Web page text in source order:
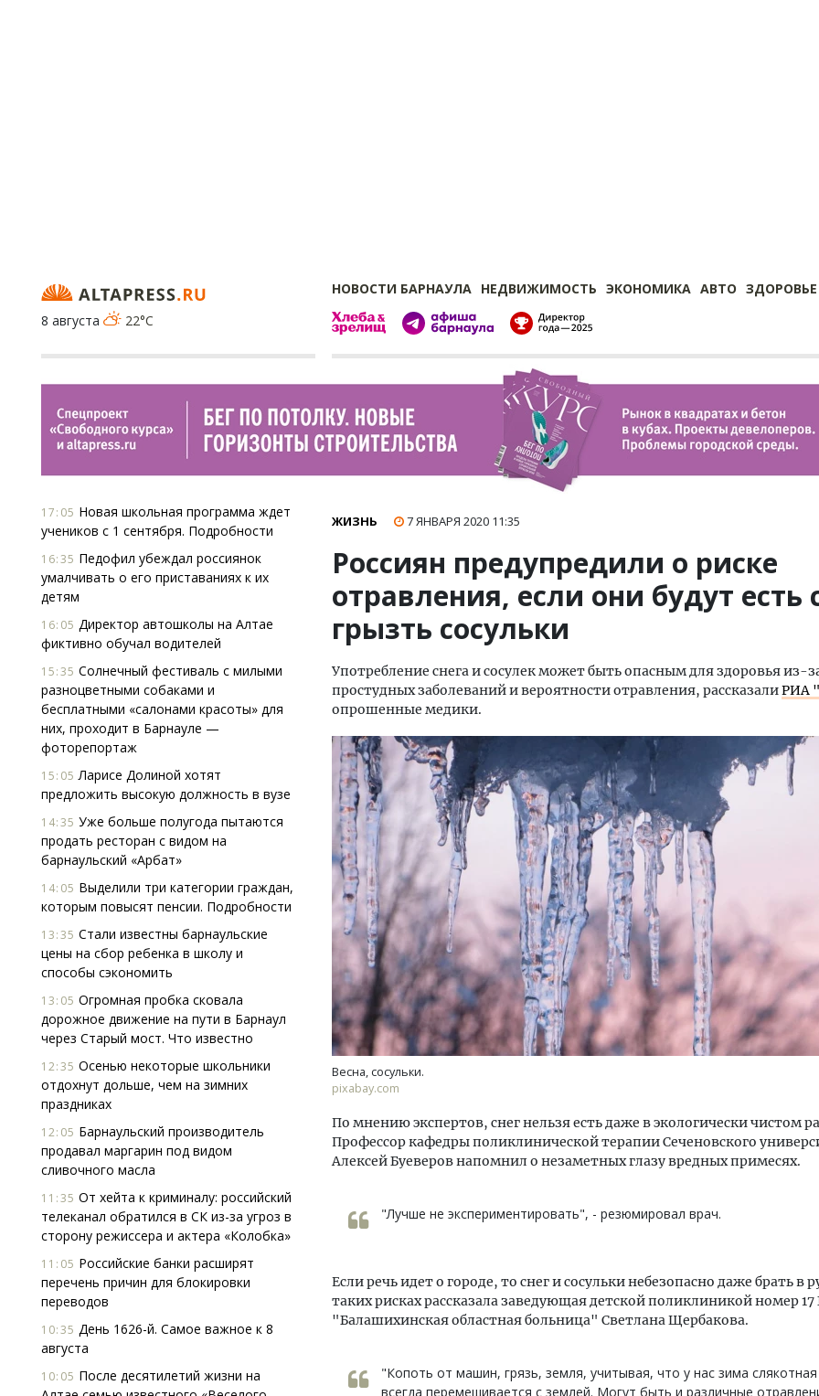
НОВОСТИ БАРНАУЛА НЕДВИЖИМОСТЬ ЭКОНОМИКА АВТО ЗДОРОВЬЕ
8 августа
22°C
17:05 Новая школьная программа ждет
учеников с 1 сентября. Подробности
16:35 Педофил убеждал россиянок
умалчивать о его приставаниях к их
детям
16:05 Директор автошколы на Алтае
фиктивно обучал водителей
15:35 Солнечный фестиваль с милыми
разноцветными собаками и
бесплатными «салонами красоты» для
них, проходит в Барнауле —
фоторепортаж
15:05 Ларисе Долиной хотят
предложить высокую должность в вузе
14:35 Уже больше полугода пытаются
продать ресторан с видом на
барнаульский «Арбат»
14:05 Выделили три категории граждан,
которым повысят пенсии. Подробности
13:35 Стали известны барнаульские
цены на сбор ребенка в школу и
способы сэкономить
13:05 Огромная пробка сковала
дорожное движение на пути в Барнаул
через Старый мост. Что известно
12:35 Осенью некоторые школьники
отдохнут дольше, чем на зимних
праздниках
12:05 Барнаульский производитель
продавал маргарин под видом
сливочного масла
11:35 От хейта к криминалу: российский
телеканал обратился в СК из-за угроз в
сторону режиссера и актера «Колобка»
11:05 Российские банки расширят
перечень причин для блокировки
переводов
10:35 День 1626-й. Самое важное к 8
августа
10:05 После десятилетий жизни на
ЖИЗНЬ 7 ЯНВАРЯ 2020 11:35
Россиян предупредили о риске
отравления, если они будут есть
грызть сосульки
Употребление снега и сосулек может быть опасным для здоровья из-
простудных заболеваний и вероятности отравления, рассказалиРИА
опрошенные медики.
Весна, сосульки.
pixabay.com
По мнению экспертов, снег нельзя есть даже в экологически чистом
Профессор кафедры поликлинической терапии Сеченовского
Алексей Буеверов напомнил о незаметных глазу вредных примесях.
"Лучше не экспериментировать", - резюмировал врач.
Если речь идет о городе, то снег и сосульки небезопасно даже брать в
таких рисках рассказала заведующая детской поликлиникой номер
"Балашихинская областная больница" Светлана Щербакова.
"Копоть от машин, грязь, земля, учитывая, что у нас зима слякотная
всегда перемешивается с землей. Могут быть и различные
Ищем новые берега. Гендиректор
«Жилищной инициативы» Юрий
Гатилов — о том, как девелоперу
оставаться на плаву, когда рынок
штормит
СТРОИТЕЛЬСТВО
Архитектурный код
земли. Мощение
плитами становится
стандартом
СТРОИТЕЛЬСТВО